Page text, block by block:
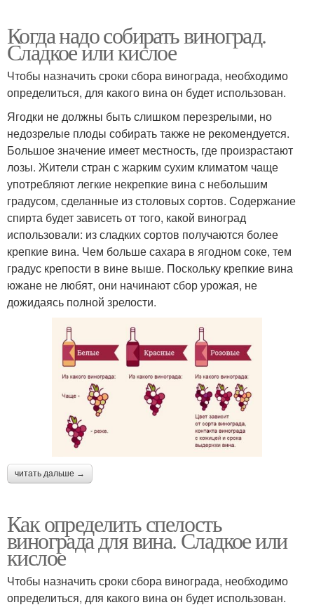
Когда надо собирать виноград.
Сладкое или кислое
Чтобы назначить сроки сбора винограда, необходимо
определиться, для какого вина он будет использован.
Ягодки не должны быть слишком перезрелыми, но
недозрелые плоды собирать также не рекомендуется.
Большое значение имеет местность, где произрастают
лозы. Жители стран с жарким сухим климатом чаще
употребляют легкие некрепкие вина с небольшим
градусом, сделанные из столовых сортов. Содержание
спирта будет зависеть от того, какой виноград
использовали: из сладких сортов получаются более
крепкие вина. Чем больше сахара в ягодном соке, тем
градус крепости в вине выше. Поскольку крепкие вина
южане не любят, они начинают сбор урожая, не
дожидаясь полной зрелости.
читать дальше →
Как определить спелость
винограда для вина. Сладкое или
кислое
Чтобы назначить сроки сбора винограда, необходимо
определиться, для какого вина он будет использован.